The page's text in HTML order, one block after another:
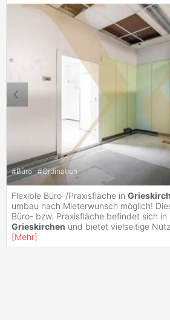
#Büro #Ordination
Flexible Büro-/Praxisfläche in
umbau nach Mieterwunsch möglich!
Büro- bzw. Praxisfläche befindet sich in
Grieskirchen und bietet vielseitige
[Mehr]